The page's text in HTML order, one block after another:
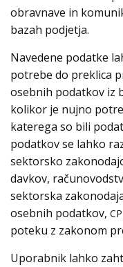
obravnave in
bazah podjetja.
Navedene podatke
potrebe do preklica
osebnih podatkov iz
kolikor je nujno
katerega so bili
podatkov se lahko
sektorsko
davkov,
sektorska
osebnih podatkov,
poteku z zakonom
Uporabnik lahko